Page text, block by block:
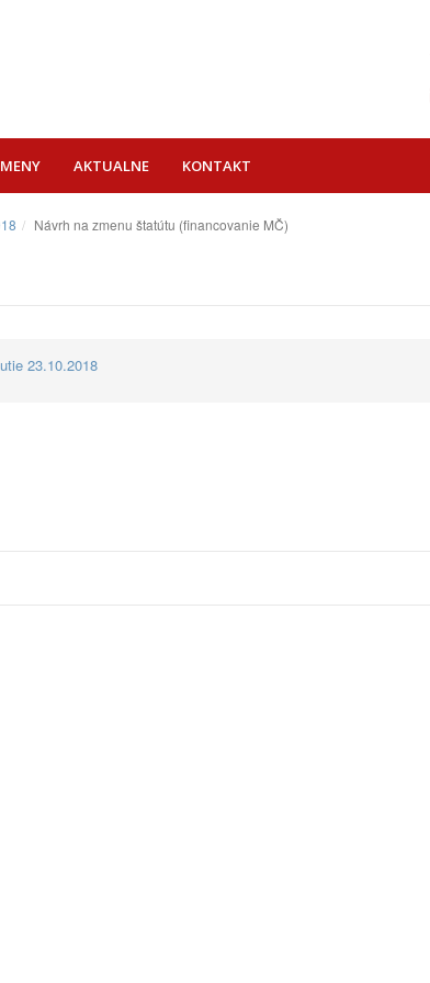
AKTUALNE KONTAKT
Návrh na zmenu štatútu (financovanie MČ)
23.10.2018